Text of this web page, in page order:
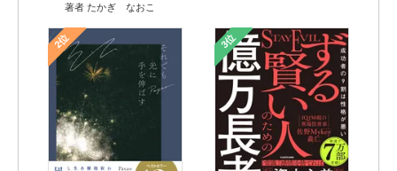
著者 たかぎ なおこ
2位 3位